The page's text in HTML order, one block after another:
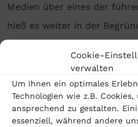
Cookie-
verwalten
Um Ihnen ein optimales
Technologien wie z.B.
ansprechend zu gestalten.
essenziell, während andere
Medien über eines der
hieß es weiter in der
bei einem Gesamtumsatz
die Werbeeinnahmen 97 %
Der finanzielle Wert eines
dem sämtliche Daten über